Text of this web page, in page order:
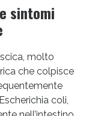
sintomi
molto
che colpisce
coli,
oggi!